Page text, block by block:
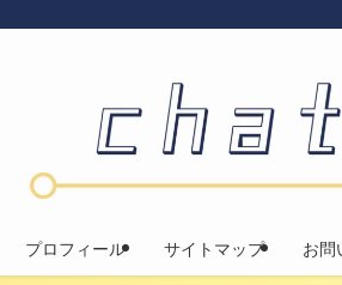
プロフィール サイトマップ お問